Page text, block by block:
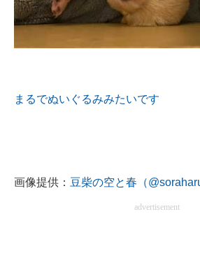
まるでぬいぐるみみたいです
画像提供： 豆柴の空と春（
advertisement